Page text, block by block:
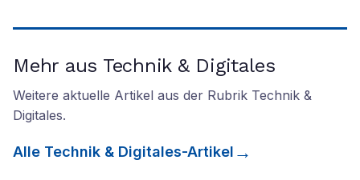
Mehr aus Technik & Digitales
Weitere aktuelle Artikel aus der Rubrik Technik &
Digitales.
Alle Technik & Digitales-Artikel